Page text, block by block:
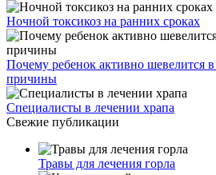
Ночной токсикоз на ранних сроках
Почему ребенок активно шевелится
причины
Специалисты в лечении храпа
Свежие публикации
Травы для лечения горла